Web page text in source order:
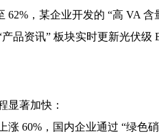
62%，某企业开发的 “高 VA
产品资讯” 板块实时更新光伏
显著加快：
60%，国内企业通过 “绿色